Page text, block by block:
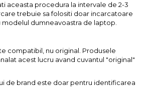
aceasta procedura la intervale de 2-3
trebuie sa folositi doar incarcatoare
dumneavoastra de laptop.
compatibil, nu original. Produsele
acest lucru avand cuvantul "original"
de brand este doar pentru identificarea